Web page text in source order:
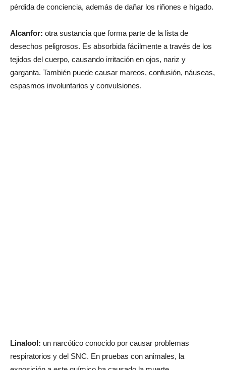
pérdida de conciencia, además de dañar los riñones e hígado.
Alcanfor: otra sustancia que forma parte de la lista de
desechos peligrosos. Es absorbida fácilmente a través de los
tejidos del cuerpo, causando irritación en ojos, nariz y
garganta. También puede causar mareos, confusión, náuseas,
espasmos involuntarios y convulsiones.
Linalool: un narcótico conocido por causar problemas
respiratorios y del SNC. En pruebas con animales, la